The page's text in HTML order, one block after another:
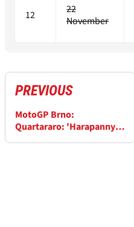
12
22
November
PREVIOUS
MotoGP Brno:
Quartararo: 'Harapannya